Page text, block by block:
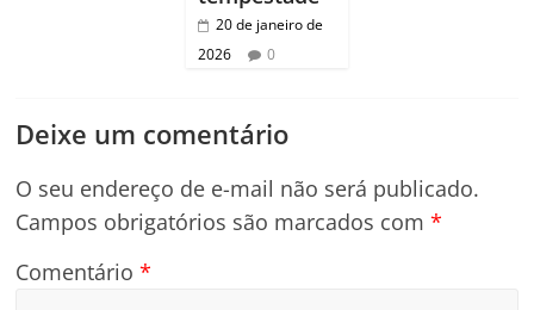
20 de janeiro de
2026
0
Deixe um comentário
O seu endereço de e-mail não será publicado.
Campos obrigatórios são marcados com*
Comentário*